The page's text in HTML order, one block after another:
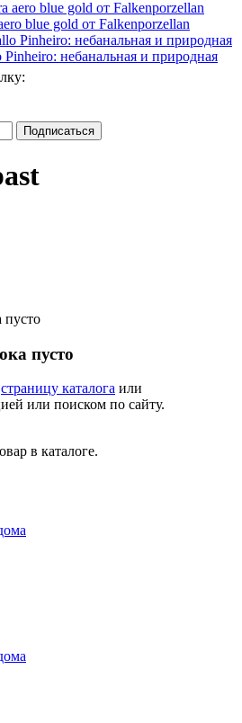
blue gold от Falkenporzellan
небанальная и природная
пусто
страницу каталога или
или поиском по сайту.
в каталоге.